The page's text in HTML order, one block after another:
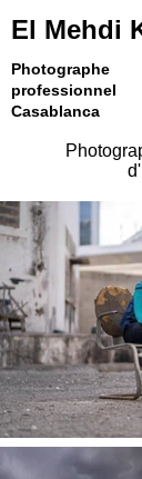
El Mehdi
Photographe
professionnel
Casablanca